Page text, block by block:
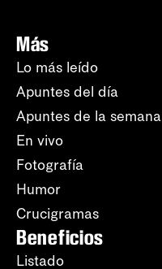
Más
Lo más leído
Apuntes del día
Apuntes de la semana
En vivo
Fotografía
Humor
Crucigramas
Beneficios
Listado